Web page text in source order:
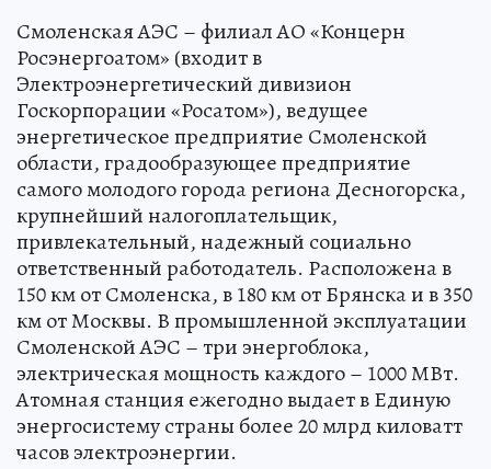
Смоленская АЭС – филиал АО «Концерн
Росэнергоатом» (входит в
Электроэнергетический дивизион
Госкорпорации «Росатом»), ведущее
энергетическое предприятие Смоленской
области, градообразующее предприятие
самого молодого города региона Десногорска,
крупнейший налогоплательщик,
привлекательный, надежный социально
ответственный работодатель. Расположена в
150 км от Смоленска, в 180 км от Брянска и в 350
км от Москвы. В промышленной эксплуатации
Смоленской АЭС – три энергоблока,
электрическая мощность каждого – 1000 МВт.
Атомная станция ежегодно выдает в Единую
энергосистему страны более 20 млрд киловатт
часов электроэнергии.